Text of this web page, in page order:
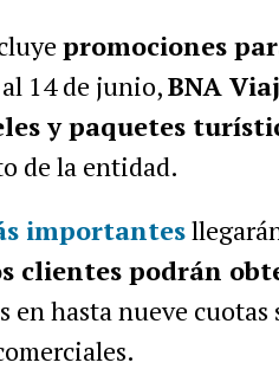
promociones
14 de junio,BNA
y paquetes
de la entidad.
importantes
clientes podrán
en hasta nueve